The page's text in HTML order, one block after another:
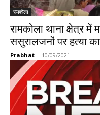
रामकोला
रामकोला थाना क्षेत्र में
ससुरालजनों पर हत्या
Prabhat - 10/09/2021